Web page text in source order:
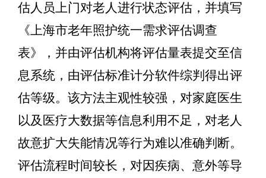
估人员上门对老人进行状态评估，并填写
《上海市老年照护统一需求评估调查
表》，并由评估机构将评估量表提交至信
息系统，由评估标准计分软件综判得出评
估等级。该方法主观性较强，对家庭医生
以及医疗大数据等信息利用不足，对老人
故意扩大失能情况等行为难以准确判断。
评估流程时间较长，对因疾病、意外等导